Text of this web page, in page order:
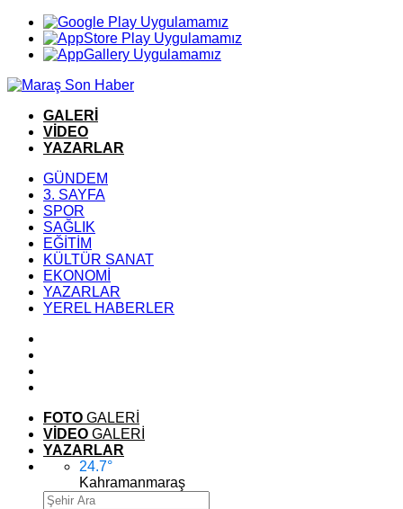
GALERİ
VİDEO
YAZARLAR
GÜNDEM
3. SAYFA
SPOR
SAĞLIK
EĞİTİM
KÜLTÜR SANAT
EKONOMİ
YAZARLAR
YEREL HABERLER
FOTO GALERİ
VİDEO GALERİ
YAZARLAR
24.7°
Kahramanmaraş